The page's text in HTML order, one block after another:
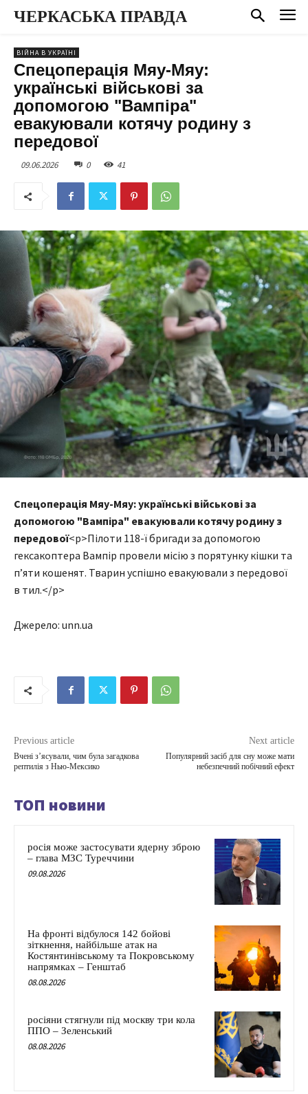
ЧЕРКАСЬКА ПРАВДА
ВІЙНА В УКРАЇНІ
Спецоперація Мяу-Мяу:
українські військові за
допомогою "Вампіра"
евакуювали котячу родину з
передової
09.06.2026 0 41
Спецоперація Мяу-Мяу: українські військові за
допомогою "Вампіра" евакуювали котячу родину з
передової<p>Пілоти 118-ї бригади за допомогою
гексакоптера Вампір провели місію з порятунку кішки та
п’яти кошенят. Тварин успішно евакуювали з передової
в тил.</p>
Джерело: unn.ua
Previous article
Вчені з’ясували, чим була загадкова
рептилія з Нью-Мексико
Next article
Популярний засіб для сну може мати
небезпечний побічний ефект
ТОП новини
росія може застосувати ядерну зброю
– глава МЗС Туреччини
09.08.2026
На фронті відбулося 142 бойові
зіткнення, найбільше атак на
Костянтинівському та Покровському
напрямках – Генштаб
08.08.2026
росіяни стягнули під москву три кола
ППО – Зеленський
08.08.2026